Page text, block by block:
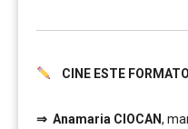
CINE ESTE
⇒ Anamaria CIOCAN,